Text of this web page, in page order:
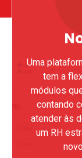
Uma
tem a
módulos
contando
atender às
um RH